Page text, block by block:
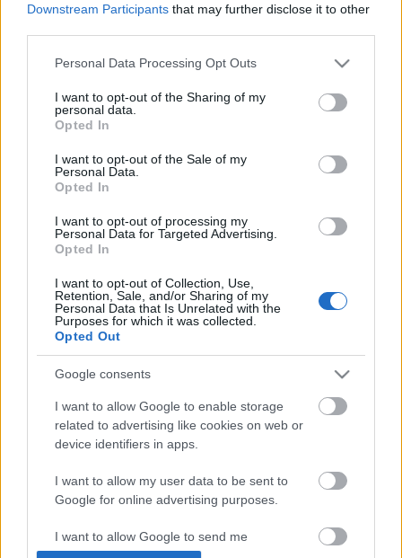
Downstream Participants that may further disclose it to other
Please note that this website/app uses one or more Google
not limited to your visit or usage behaviour. You may click to
grant or deny consent to Google and its third-party tags to
use your data for below specified purposes in below Google
consent section.
Personal Data Processing Opt Outs
I want to opt-out of the Sharing of my
personal data.
Opted In
I want to opt-out of the Sale of my
Personal Data.
Opted In
I want to opt-out of processing my
Personal Data for Targeted Advertising.
Opted In
I want to opt-out of Collection, Use,
Retention, Sale, and/or Sharing of my
Personal Data that Is Unrelated with the
Purposes for which it was collected.
Opted Out
Google consents
I want to allow Google to enable storage
related to advertising like cookies on web or
device identifiers in apps.
I want to allow my user data to be sent to
Google for online advertising purposes.
I want to allow Google to send me
personalized advertising.
&#0;&#0;&#0;&#0;&#0;&#0;&#0;&#0;&#0; *
MINDEN NAPRA: 1 MONDATBAN IS; 2 KIÍRT
ÚTMUTATÓ IGE; 3 *Protestáns-
RÚF*Károli*Katolikus* FORDÍTÁSBAN* HANGZÓ
ÖRÖMHÍRTÁR * http://www.garainyh.hu ***
https://garainyh.blog.hu/ ***
http://utmutato.blog.hu ***…
- Hétfő [2020.08.17.] "„Íme, a szűz
fogan méhében, és fiút szül, és
Immánuélnak nevezik majd” – ami
azt jelenti: Velünk az Isten!"
Andreas•2020. augusztus 17.
&#0;&#0;&#0;&#0;&#0;&#0;&#0;&#0;&#0; *
MINDEN NAPRA: 1 MONDATBAN IS; 2 KIÍRT
ÚTMUTATÓ IGE; 3*Protestáns-
RÚF*Károli*Katolikus*FORDÍTÁSBAN*HANGZÓ
ÖRÖMHÍRTÁR* http://www.garainyh.hu ***
https://garainyh.blog.hu/ ***
- Kedd [2020.01.07.] "Istenben, akinek
igéjét dicsérem, Istenben bízom, nem